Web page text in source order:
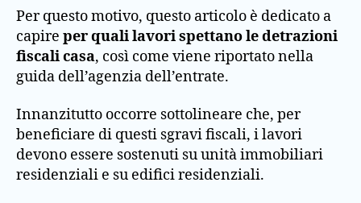
Per questo motivo, questo articolo è dedicato a
capire per quali lavori spettano le detrazioni
fiscali casa, così come viene riportato nella
guida dell’agenzia dell’entrate.
Innanzitutto occorre sottolineare che, per
beneficiare di questi sgravi fiscali, i lavori
devono essere sostenuti su unità immobiliari
residenziali e su edifici residenziali.